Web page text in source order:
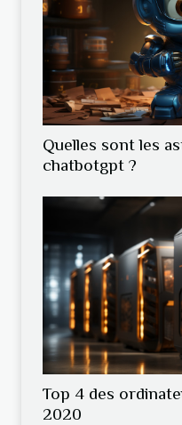
Quelles sont les
chatbotgpt ?
Top 4 des
2020